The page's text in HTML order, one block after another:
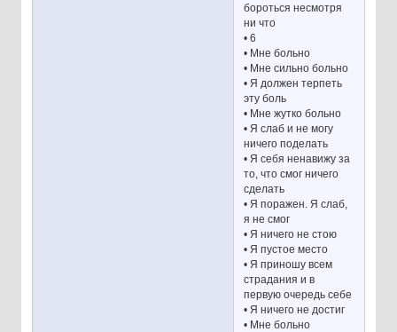
бороться несмотря
ни что
• 6
• Мне больно
• Мне сильно больно
• Я должен терпеть
эту боль
• Мне жутко больно
• Я слаб и не могу
ничего поделать
• Я себя ненавижу за
то, что смог ничего
сделать
• Я поражен. Я слаб,
я не смог
• Я ничего не стою
• Я пустое место
• Я приношу всем
страдания и в
первую очередь себе
• Я ничего не достиг
• Мне больно